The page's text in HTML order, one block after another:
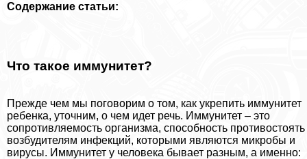
Содержание статьи:
Что такое иммунитет?
Прежде чем мы поговорим о том, как укрепить иммунитет
ребенка, уточним, о чем идет речь. Иммунитет – это
сопротивляемость организма, способность противостоять
возбудителям инфекций, которыми являются микробы и
вирусы. Иммунитет у человека бывает разным, а именно: